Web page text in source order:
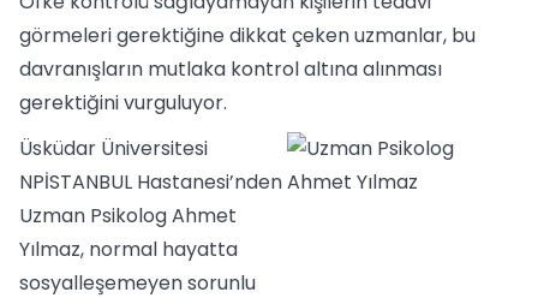
görmeleri gerektiğine dikkat çeken uzmanlar, bu
davranışların mutlaka kontrol altına alınması
gerektiğini vurguluyor.
Üsküdar Üniversitesi
NPİSTANBUL Hastanesi’nden
Uzman Psikolog Ahmet
Yılmaz, normal hayatta
sosyalleşemeyen sorunlu